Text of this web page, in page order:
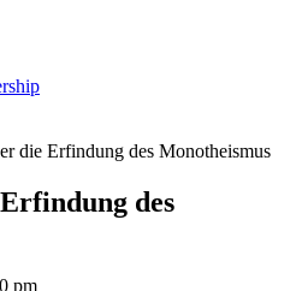
die Erfindung des Monotheismus
des
pm